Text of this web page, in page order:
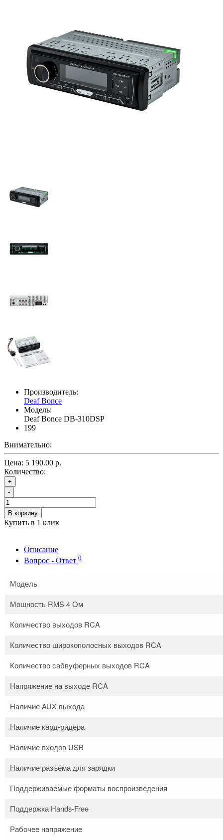
Производитель:
Deaf Bonce
Модель:
Deaf Bonce DB-310DSP
199
Внимательно:
Цена: 5 190.00 р.
Количество:
+
-
В корзину
Купить в 1 клик
Описание
Вопрос - Ответ 0
Модель
Мощность RMS 4 Ом
Количество выходов RCA
Количество широкополосных выходов RCA
Количество сабвуферных выходов RCA
Напряжение на выходе RCA
Наличие AUX выхода
Наличие кард-ридера
Наличие входов USB
Наличие разъёма для зарядки
Поддерживаемые форматы воспроизведения
Поддержка Hands-Free
Рабочее напряжение